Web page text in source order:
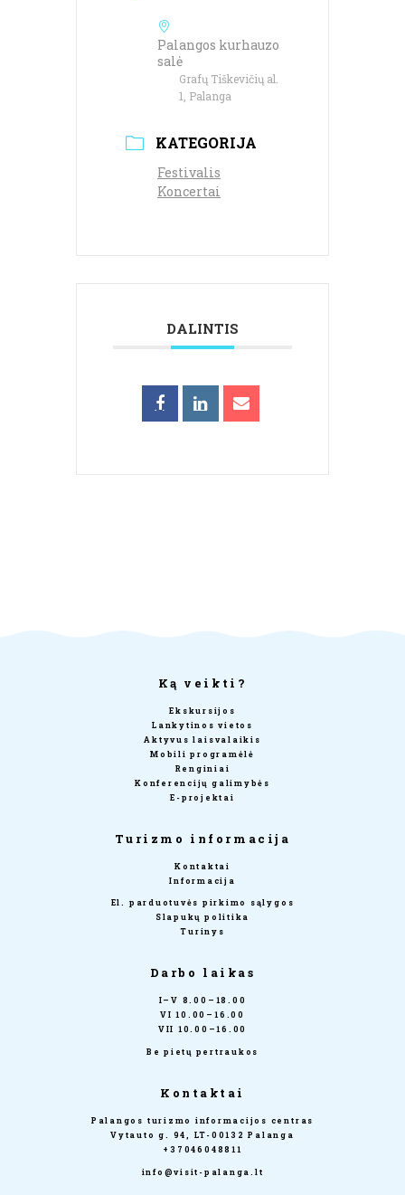
Palangos kurhauzo
salė
Grafų Tiškevičių al.
1, Palanga
KATEGORIJA
Festivalis
Koncertai
DALINTIS
Ką veikti?
Ekskursijos
Lankytinos vietos
Aktyvus laisvalaikis
Mobili programėlė
Renginiai
Konferencijų galimybės
E-projektai
Turizmo informacija
Kontaktai
Informacija
El. parduotuvės pirkimo sąlygos
Slapukų politika
Turinys
Darbo laikas
I–V 8.00–18.00
VI 10.00–16.00
VII 10.00–16.00
Be pietų pertraukos
Kontaktai
Palangos turizmo informacijos centras
Vytauto g. 94, LT-00132 Palanga
+37046048811
info@visit-palanga.lt